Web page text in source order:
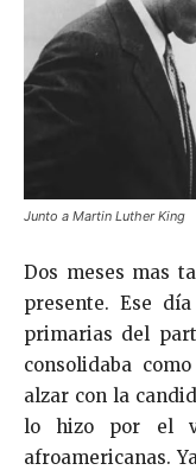
Junto a Martin Luther King
Dos meses mas
presente. Ese
primarias del
consolidaba
alzar con la
lo hizo por el
afroamericanas.